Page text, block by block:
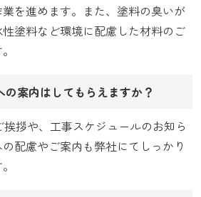
を進めます。また、塗料の臭いが
塗料など環境に配慮した材料のご
の案内はしてもらえますか？
拶や、工事スケジュールのお知ら
配慮やご案内も弊社にてしっかり